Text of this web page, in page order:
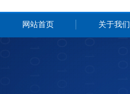
网站首页 关于我们